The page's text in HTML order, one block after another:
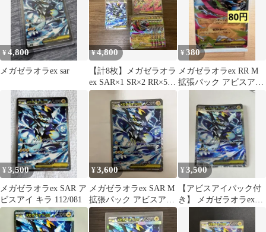
¥4,800
メガゼラオラex sar
¥4,800
【計8枚】メガゼラオラ
ex SAR×1 SR×2 RR×5
112/081
¥380
メガゼラオラex RR M
拡張パック アビスアイ
¥3,500
メガゼラオラex SAR ア
ビスアイ キラ 112/081
¥3,600
メガゼラオラex SAR M
拡張パック アビスアイ
キラ 112/081
¥3,500
【アビスアイパック付
き】 メガゼラオラex